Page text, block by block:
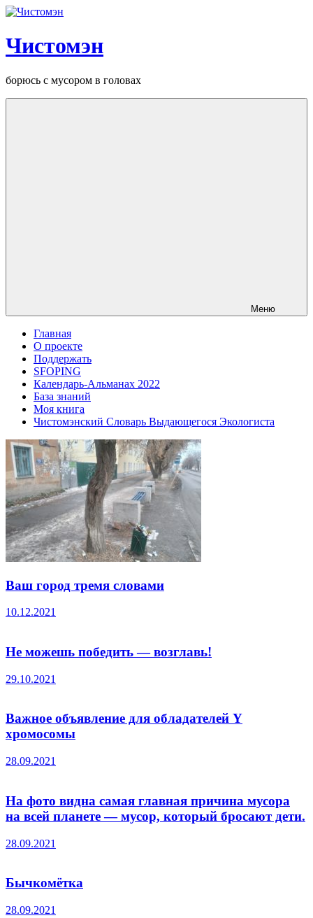
Перейти
содержанию
Чистомэн
борюсь с мусором в головах
Меню
Главная
О проекте
Поддержать
SFOPING
Календарь-Альманах 2022
База знаний
Моя книга
Чистомэнский Словарь Выдающегося Экологиста
Ваш город тремя словами
10.12.2021
Не можешь победить — возглавь!
29.10.2021
Важное объявление для обладателей Y
хромосомы
28.09.2021
На фото видна самая главная причина мусора
на всей планете — мусор, который бросают дети.
28.09.2021
Бычкомётка
28.09.2021